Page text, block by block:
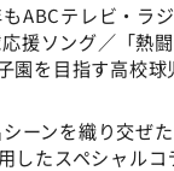
ABCテレビ・ラ
援ソング／「熱
を目指す高校
ーンを織り交ぜ
たスペシャルコ